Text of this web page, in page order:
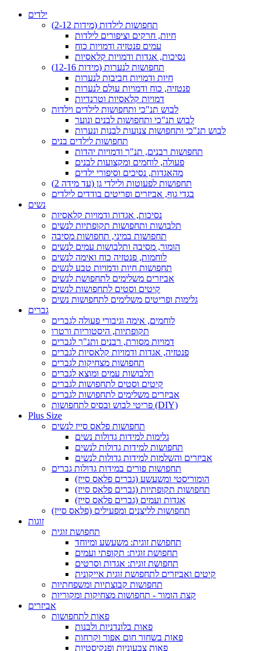
ילדים
תחפושות לילדות (מידות 2-12)
חיות, חרקים וציפורים לילדות
עמים פנטזיה ודמויות כוח
נסיכות, אגדות ודמויות קלאסיות
תחפושות לנערות (מידות 12-16)
חיות ודמויות חביבות לנערות
פנטזיה, כוח ודמויות עולם לנערות
דמויות קלאסיות וטרנדיות
לבוש תנ"כי ותחפושות לילדים וילדות
לבוש תנ"כי ותחפושות לבנים ונוער
לבוש תנ"כי ותחפושות צנועות לבנות ונערות
תחפושות לילדים בנים
תחפושות רבנים, תנ"ך ודמויות יהדות
פעולה, לוחמים ומקצועות לבנים
מהאגדות, נסיכים וסיפורי ילדים
תחפושות לפעוטות ולילדי גן (עד מידה 2)
בגדי גוף, אביזרים ופריטים בודדים לילדים
נשים
נסיכות, אגדות ודמויות קלאסיות
תלבושות ותחפושות תקופתיות לנשים
תחפושות במיני, תחפושות מסיבה
הומור, מסיבה ותלבושות עמים לנשים
לוחמות, פנטזיה כוח ואימה לנשים
תחפושות חיות ודמויות טבע לנשים
אביזרים משלימים לתחפושת לנשים
קיטים וסטים לתחפושות לנשים
גלימות ופריטים משלימים לתחפושות נשים
גברים
לוחמים, אימה וגיבורי פעולה לגברים
תקופתיות, היסטוריות ורטרו
דמויות מסורת, רבנים ותנ"ך לגברים
פנטזיה, אגדות ודמויות קלאסיות לגברים
תחפושות מצחיקות לגברים
תלבושות עמים ומוצא לגברים
קיטים וסטים לתחפושות לגברים
אביזרים משלימים לתחפושות לגברים
פריטי לבוש ובסיס לתחפושות (DIY)
Plus Size
תחפושות פלאס סייז לנשים
גלימות למידות גדולות נשים
תחפושות למידות גדולות לנשים
אביזרים והשלמות למידות גדולות לנשים
תחפושות פורים במידות גדולות גברים
הומוריסטי ומשעשע (גברים פלאס סייז)
תחפושות תקופתיות (גברים פלאס סייז)
אגדות ועמים (גברים פלאס סייז)
תחפושות לליצנים ומפעילים (פלאס סייז)
זוגות
תחפושת זוגית
תחפושת זוגית: משעשע ומיוחד
תחפושת זוגית: תקופתי ועמים
תחפושת זוגית: אגדות וסרטים
קיטים ואביזרים לתחפושת זוגית אייקונית
תחפושות קבוצתיות ומשפחתיות
קצת הומור - תחפושות מצחיקות ומקוריות
אביזרים
פאות לתחפושות
פאות בלונדניות ולבנות
פאות בשחור חום אפור וקרחות
פאות צבעוניות ופנקיסטיות